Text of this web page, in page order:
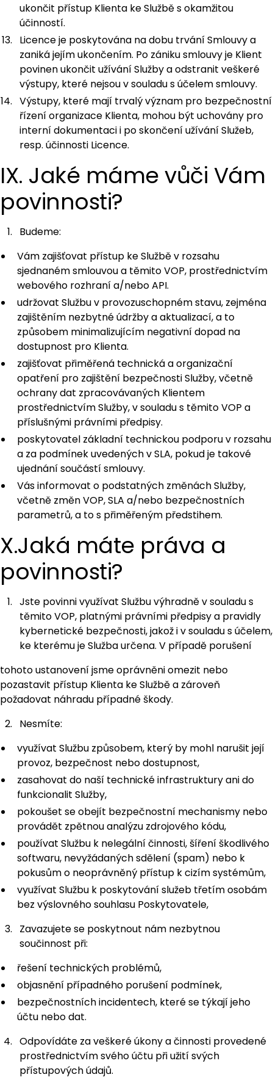
ukončit přístup Klienta ke Službě s okamžitou
účinností.
Licence je poskytována na dobu trvání Smlouvy a
zaniká jejím ukončením. Po zániku smlouvy je Klient
povinen ukončit užívání Služby a odstranit veškeré
výstupy, které nejsou v souladu s účelem smlouvy.
Výstupy, které mají trvalý význam pro bezpečnostní
řízení organizace Klienta, mohou být uchovány pro
interní dokumentaci i po skončení užívání Služeb,
resp. účinnosti Licence.
IX. Jaké máme vůči Vám
povinnosti?
Budeme:
Vám zajišťovat přístup ke Službě v rozsahu
sjednaném smlouvou a těmito VOP, prostřednictvím
webového rozhraní a/nebo API.
udržovat Službu v provozuschopném stavu, zejména
zajištěním nezbytné údržby a aktualizací, a to
způsobem minimalizujícím negativní dopad na
dostupnost pro Klienta.
zajišťovat přiměřená technická a organizační
opatření pro zajištění bezpečnosti Služby, včetně
ochrany dat zpracovávaných Klientem
prostřednictvím Služby, v souladu s těmito VOP a
příslušnými právními předpisy.
poskytovatel základní technickou podporu v rozsahu
a za podmínek uvedených v SLA, pokud je takové
ujednání součástí smlouvy.
Vás informovat o podstatných změnách Služby,
včetně změn VOP, SLA a/nebo bezpečnostních
parametrů, a to s přiměřeným předstihem.
X.Jaká máte práva a
povinnosti?
Jste povinni využívat Službu výhradně v souladu s
těmito VOP, platnými právními předpisy a pravidly
kybernetické bezpečnosti, jakož i v souladu s účelem,
ke kterému je Služba určena. V případě porušení
tohoto ustanovení jsme oprávněni omezit nebo
pozastavit přístup Klienta ke Službě a zároveň
požadovat náhradu případné škody.
Nesmíte:
využívat Službu způsobem, který by mohl narušit její
provoz, bezpečnost nebo dostupnost,
zasahovat do naší technické infrastruktury ani do
funkcionalit Služby,
pokoušet se obejít bezpečnostní mechanismy nebo
provádět zpětnou analýzu zdrojového kódu,
používat Službu k nelegální činnosti, šíření škodlivého
softwaru, nevyžádaných sdělení (spam) nebo k
pokusům o neoprávněný přístup k cizím systémům,
využívat Službu k poskytování služeb třetím osobám
bez výslovného souhlasu Poskytovatele,
Zavazujete se poskytnout nám nezbytnou
součinnost při:
řešení technických problémů,
objasnění případného porušení podmínek,
bezpečnostních incidentech, které se týkají jeho
účtu nebo dat.
Odpovídáte za veškeré úkony a činnosti provedené
prostřednictvím svého účtu při užití svých
přístupových údajů.